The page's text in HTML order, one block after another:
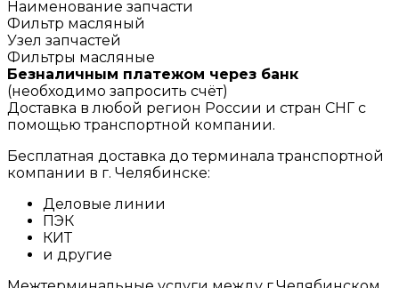
Наименование запчасти
Фильтр масляный
Узел запчастей
Фильтры масляные
Безналичным платежом через банк
(необходимо запросить счёт)
Доставка в любой регион России и стран СНГ с
помощью транспортной компании.
Бесплатная доставка до терминала транспортной
компании в г. Челябинске:
Деловые линии
ПЭК
КИТ
и другие